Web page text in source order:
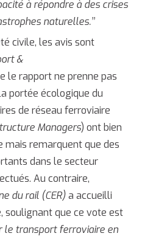
à répondre à des crises
naturelles.’’
civile, les avis sont
&
le rapport ne prenne pas
portée écologique du
de réseau ferroviaire
Managers) ont bien
remarquent que des
dans le secteur
Au contraire,
du rail (CER)a accueilli
soulignant que ce vote est
le transport ferroviaire en